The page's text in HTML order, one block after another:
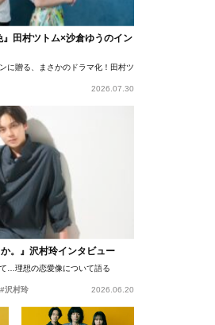
』田村ツトム×沙倉ゆうのイン
に贈る、まさかのドラマ化！田村ツトム×沙倉ゆうのが語
2026.07.30
。』沢村玲インタビュー
…理想の恋愛像について語る
#沢村玲 2026.06.20